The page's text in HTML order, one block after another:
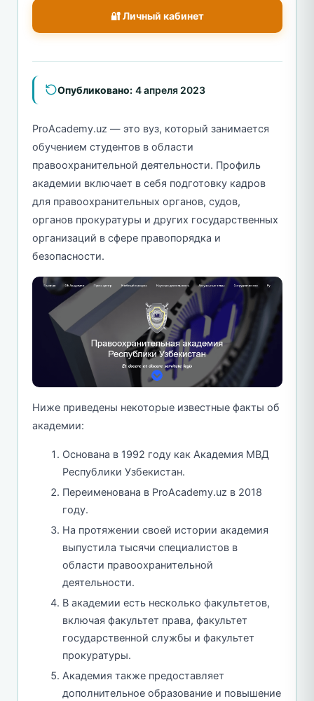
🔐 Личный кабинет
Опубликовано: 4 апреля 2023
ProAcademy.uz — это вуз, который занимается
обучением студентов в области
правоохранительной деятельности. Профиль
академии включает в себя подготовку кадров
для правоохранительных органов, судов,
органов прокуратуры и других государственных
организаций в сфере правопорядка и
безопасности.
Ниже приведены некоторые известные факты об
академии:
Основана в 1992 году как Академия МВД
Республики Узбекистан.
Переименована в ProAcademy.uz в 2018
году.
На протяжении своей истории академия
выпустила тысячи специалистов в
области правоохранительной
деятельности.
В академии есть несколько факультетов,
включая факультет права, факультет
государственной службы и факультет
прокуратуры.
Академия также предоставляет
дополнительное образование и повышение